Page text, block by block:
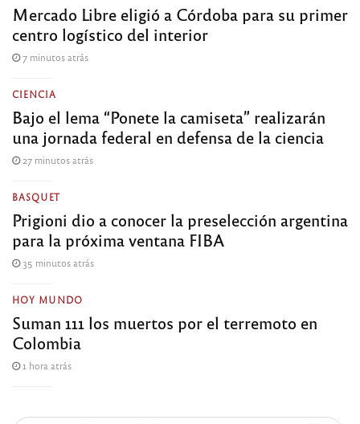
Mercado Libre eligió a Córdoba para su primer
centro logístico del interior
7 minutos atrás
CIENCIA
Bajo el lema “Ponete la camiseta” realizarán
una jornada federal en defensa de la ciencia
27 minutos atrás
BASQUET
Prigioni dio a conocer la preselección argentina
para la próxima ventana FIBA
35 minutos atrás
HOY MUNDO
Suman 111 los muertos por el terremoto en
Colombia
1 hora atrás